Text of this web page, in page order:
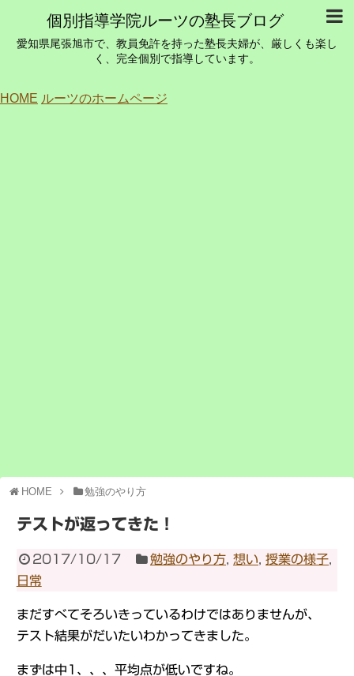
個別指導学院ルーツの塾長ブログ
愛知県尾張旭市で、教員免許を持った塾長夫婦が、厳しくも楽し
く、完全個別で指導しています。
HOME ルーツのホームページ
HOME 勉強のやり方
テストが返ってきた！
2017/10/17 勉強のやり方 ,想い ,授業の様子
日常
まだすべてそろいきっているわけではありませんが、
テスト結果がだいたいわかってきました。
まずは中1、、、平均点が低いですね。